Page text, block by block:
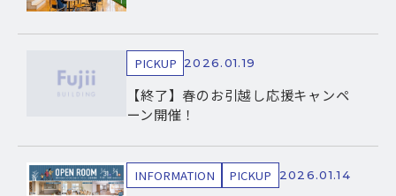
PICKUP 2026.01.19
【終了】春のお引越し応援キャンペ
ーン開催！
INFORMATION PICKUP 2026.01.14